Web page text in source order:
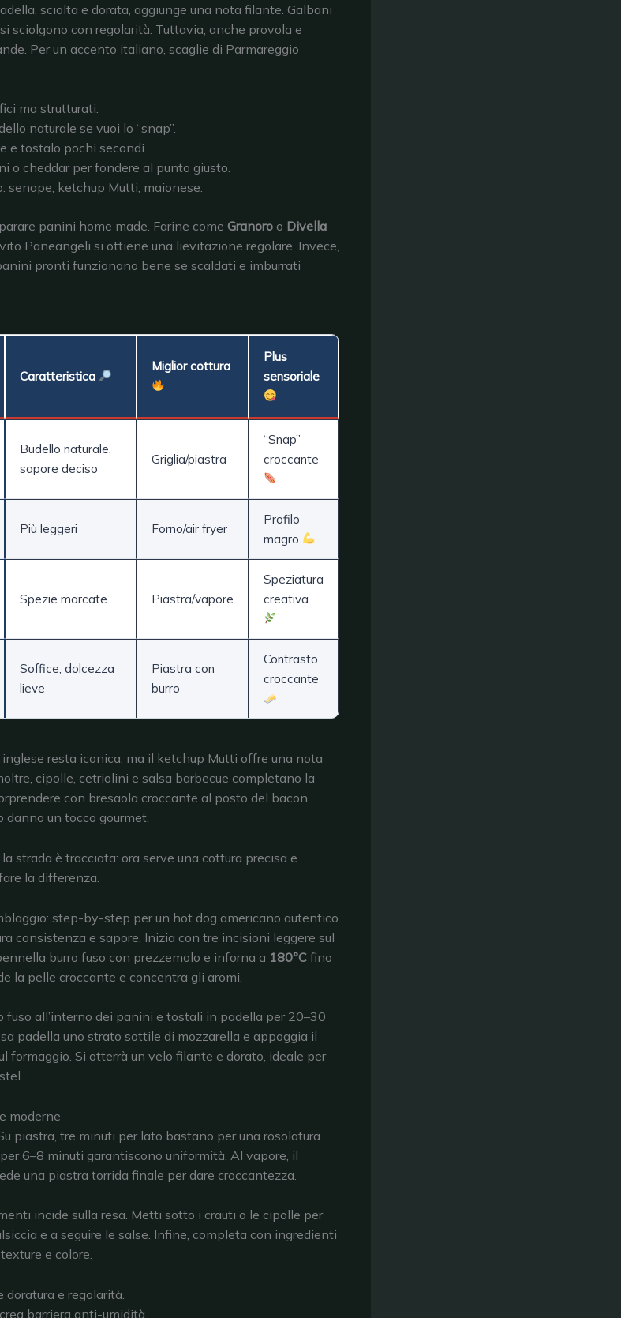
sciolta e dorata, aggiunge una nota filante. Galbani
sciolgono con regolarità. Tuttavia, anche provola e
Per un accento italiano, scaglie di Parmareggio
ma strutturati.
naturale se vuoi lo “snap”.
e tostalo pochi secondi.
o cheddar per fondere al punto giusto.
senape, ketchup Mutti, maionese.
panini home made. Farine come Granoro o Divella
Paneangeli si ottiene una lievitazione regolare. Invece,
pronti funzionano bene se scaldati e imburrati
Caratteristica
Miglior cottura
Plus
sensoriale
Budello naturale,
sapore deciso
Griglia/piastra
“Snap”
croccante
Più leggeri Forno/air fryer
Profilo
magro
Spezie marcate Piastra/vapore
Speziatura
creativa
Soffice, dolcezza
lieve
Piastra con
burro
Contrasto
croccante
resta iconica, ma il ketchup Mutti offre una nota
cipolle, cetriolini e salsa barbecue completano la
con bresaola croccante al posto del bacon,
danno un tocco gourmet.
strada è tracciata: ora serve una cottura precisa e
la differenza.
step-by-step per un hot dog americano autentico
consistenza e sapore. Inizia con tre incisioni leggere sul
burro fuso con prezzemolo e inforna a 180°C fino
la pelle croccante e concentra gli aromi.
fuso all’interno dei panini e tostali in padella per 20–30
padella uno strato sottile di mozzarella e appoggia il
formaggio. Si otterrà un velo filante e dorato, ideale per
moderne
piastra, tre minuti per lato bastano per una rosolatura
6–8 minuti garantiscono uniformità. Al vapore, il
una piastra torrida finale per dare croccantezza.
incide sulla resa. Metti sotto i crauti o le cipolle per
e a seguire le salse. Infine, completa con ingredienti
e colore.
e regolarità.
barriera anti-umidità.